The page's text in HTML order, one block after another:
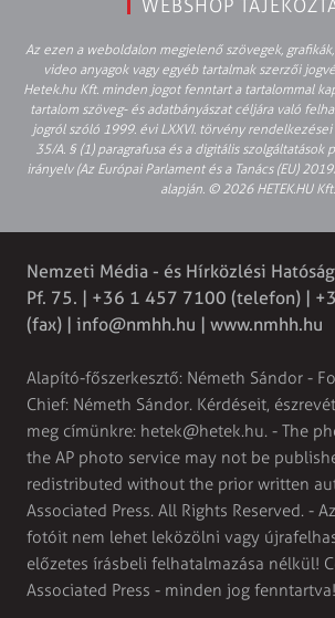
WEBSHOP
Az ezen a weboldalon megjelenő szövegek,
video anyagok vagy egyéb tartalmak szerzői
Hetek.hu Kft. minden jogot fenntart a tartalommal
tartalom szöveg- és adatbányászat céljára való
jogról szóló 1999. évi LXXVI. törvény
35/A. § (1) paragrafusa és a digitális szolgáltatások
irányelv (Az Európai Parlament és a Tanács (EU)
alapján. © 2026 HETEK.HU Kft.
Nemzeti Média - és Hírközlési
Pf. 75. | +36 1 457 7100 (telefon) |
(fax) | info@nmhh.hu | www.nmhh.hu
Alapító-főszerkesztő: Németh Sándor -
Chief: Németh Sándor. Kérdéseit,
meg címünkre: hetek@hetek.hu. - The
the AP photo service may not be
redistributed without the prior written
Associated Press. All Rights Reserved. -
fotóit nem lehet leközölni vagy
előzetes írásbeli felhatalmazása nélkül!
Associated Press - minden jog fenntartva!